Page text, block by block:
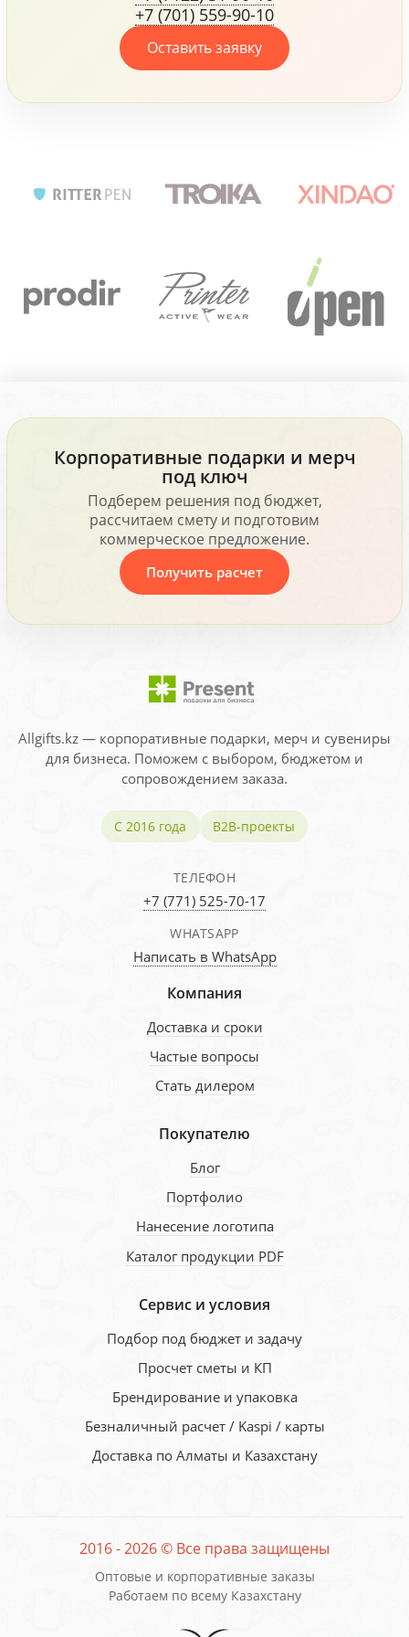
своих сотрудников.
+7 (701) 559-90-10
Оставить заявку
Корпоративные подарки и мерч
под ключ
Подберем решения под бюджет,
рассчитаем смету и подготовим
коммерческое предложение.
Получить расчет
Allgifts.kz — корпоративные подарки, мерч и сувениры
для бизнеса. Поможем с выбором, бюджетом и
сопровождением заказа.
С 2016 года B2B-проекты
ТЕЛЕФОН
+7 (771) 525-70-17
WHATSAPP
Написать в WhatsApp
Компания
Доставка и сроки
Частые вопросы
Стать дилером
Покупателю
Блог
Портфолио
Нанесение логотипа
Каталог продукции PDF
Сервис и условия
Подбор под бюджет и задачу
Просчет сметы и КП
Брендирование и упаковка
Безналичный расчет / Kaspi / карты
Доставка по Алматы и Казахстану
2016 - 2026 © Все права защищены
Оптовые и корпоративные заказы
Работаем по всему Казахстану